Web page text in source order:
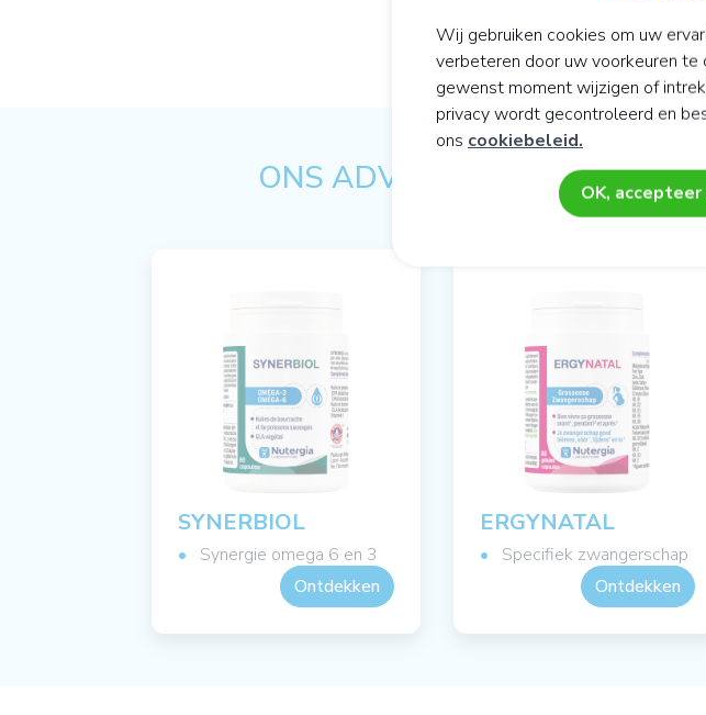
ONS ADVIES OP HET GEBIED
SYNERBIOL
Synergie omega 6 en 3
Ontdekken
ERGYNATAL
Specifiek zwangerschap
Ontdekken
Wij gebruiken cookies om uw
verbeteren door uw voorkeuren
gewenst moment wijzigen of
privacy wordt gecontroleerd en
ons cookiebeleid.
OK,